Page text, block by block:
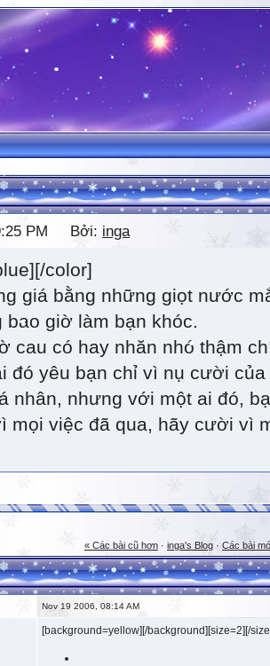
PM Bởi: inga
color]
giá bằng những giọt nước
bao giờ làm bạn khóc.
cau có hay nhăn nhó thậm
đó yêu bạn chỉ vì nụ cười
nhân, nhưng với một ai đó,
mọi việc đã qua, hãy cười vì
« Các bài cũ hơn · inga's Blog · Các bài
Nov 19 2006, 08:14 AM
[background=yellow][/background][size=2][/